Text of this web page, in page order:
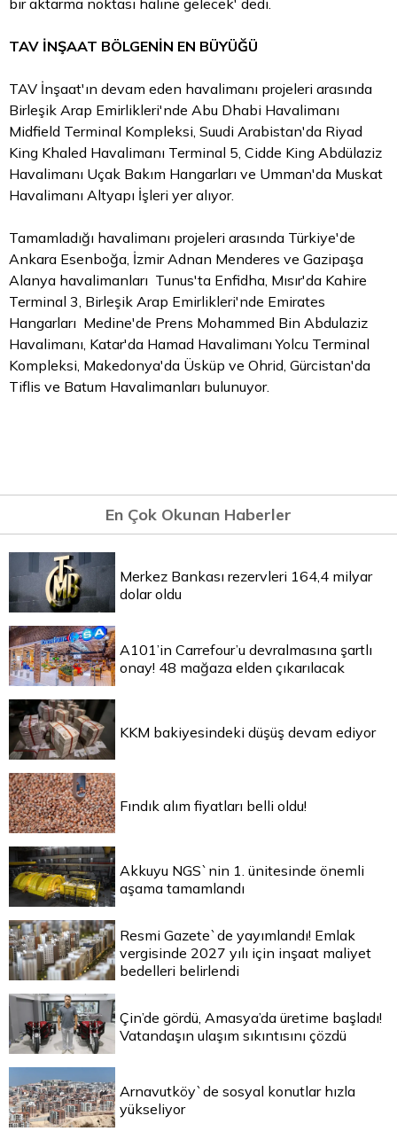
bir aktarma noktası haline gelecek' dedi.
TAV İNŞAAT BÖLGENİN EN BÜYÜĞÜ
TAV İnşaat'ın devam eden havalimanı projeleri arasında
Birleşik Arap Emirlikleri'nde Abu Dhabi Havalimanı
Midfield Terminal Kompleksi, Suudi Arabistan'da Riyad
King Khaled Havalimanı Terminal 5, Cidde King Abdülaziz
Havalimanı Uçak Bakım Hangarları ve Umman'da Muskat
Havalimanı Altyapı İşleri yer alıyor.
Tamamladığı havalimanı projeleri arasında Türkiye'de
Ankara Esenboğa, İzmir Adnan Menderes ve Gazipaşa
Alanya havalimanları Tunus'ta Enfidha, Mısır'da Kahire
Terminal 3, Birleşik Arap Emirlikleri'nde Emirates
Hangarları Medine'de Prens Mohammed Bin Abdulaziz
Havalimanı, Katar'da Hamad Havalimanı Yolcu Terminal
Kompleksi, Makedonya'da Üsküp ve Ohrid, Gürcistan'da
Tiflis ve Batum Havalimanları bulunuyor.
En Çok Okunan Haberler
Merkez Bankası rezervleri 164,4 milyar
dolar oldu
A101’in Carrefour’u devralmasına şartlı
onay! 48 mağaza elden çıkarılacak
KKM bakiyesindeki düşüş devam ediyor
Fındık alım fiyatları belli oldu!
Akkuyu NGS`nin 1. ünitesinde önemli
aşama tamamlandı
Resmi Gazete`de yayımlandı! Emlak
vergisinde 2027 yılı için inşaat maliyet
bedelleri belirlendi
Çin’de gördü, Amasya’da üretime başladı!
Vatandaşın ulaşım sıkıntısını çözdü
Arnavutköy`de sosyal konutlar hızla
yükseliyor